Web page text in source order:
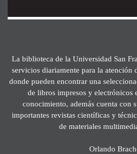
La biblioteca de la Universidad San
servicios diariamente para la atención
donde pueden encontrar una
de libros impresos y electrónicos
conocimiento, además cuenta con
importantes revistas científicas y
de materiales
Orlando